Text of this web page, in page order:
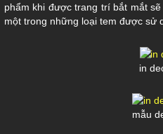
phẩm khi được trang trí bắt mắt
một trong những loại tem được sử
in
mẫu